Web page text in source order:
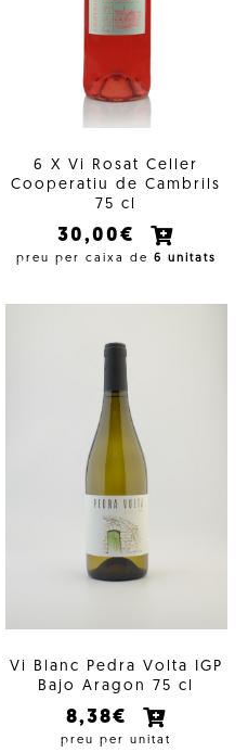
6 X Vi Rosat Celler
Cooperatiu de Cambrils
75 cl
30,00€
preu per caixa de 6 unitats
Vi Blanc Pedra Volta IGP
Bajo Aragon 75 cl
8,38€
preu per unitat